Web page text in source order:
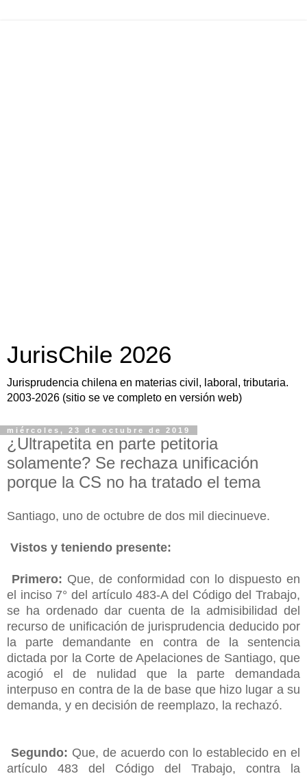
JurisChile 2026
Jurisprudencia chilena en materias civil, laboral, tributaria.
2003-2026 (sitio se ve completo en versión web)
miércoles, 23 de octubre de 2019
¿Ultrapetita en parte petitoria
solamente? Se rechaza unificación
porque la CS no ha tratado el tema
Santiago, uno de octubre de dos mil diecinueve.
Vistos y teniendo presente:
Primero: Que, de conformidad con lo dispuesto en
el inciso 7° del artículo 483-A del Código del Trabajo,
se ha ordenado dar cuenta de la admisibilidad del
recurso de unificación de jurisprudencia deducido por
la parte demandante en contra de la sentencia
dictada por la Corte de Apelaciones de Santiago, que
acogió el de nulidad que la parte demandada
interpuso en contra de la de base que hizo lugar a su
demanda, y en decisión de reemplazo, la rechazó.
Segundo: Que, de acuerdo con lo establecido en el
artículo 483 del Código del Trabajo, contra la